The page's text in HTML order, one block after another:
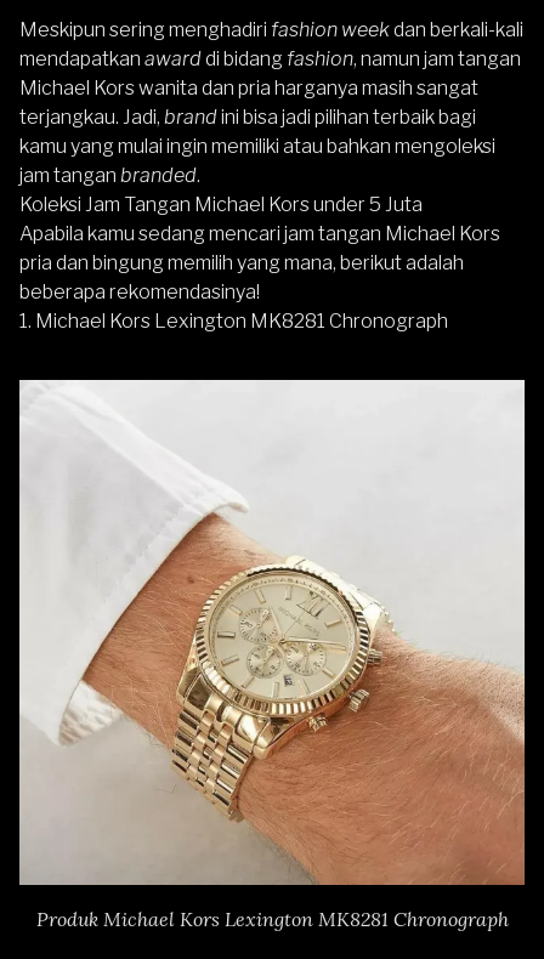
Meskipun sering menghadiri fashion weekdan berkali-kali
mendapatkan awarddi bidang fashion, namun jam tangan
Michael Kors wanita dan pria harganya masih sangat
terjangkau. Jadi, brandini bisa jadi pilihan terbaik bagi
kamu yang mulai ingin memiliki atau bahkan mengoleksi
jam tangan branded.
Koleksi Jam Tangan Michael Kors under 5 Juta
Apabila kamu sedang mencari jam tangan Michael Kors
pria dan bingung memilih yang mana, berikut adalah
beberapa rekomendasinya!
1. Michael Kors Lexington MK8281 Chronograph
Produk Michael Kors Lexington MK8281 Chronograph